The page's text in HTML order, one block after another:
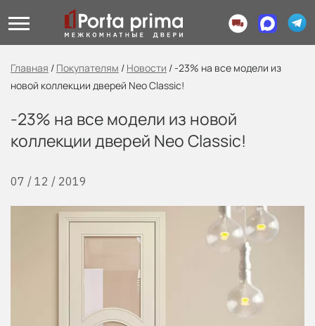
Главная / Покупателям / Новости /-23% на все модели из
новой коллекции дверей Neo Classic!
-23% на все модели из новой
коллекции дверей Neo Classic!
07 / 12 / 2019